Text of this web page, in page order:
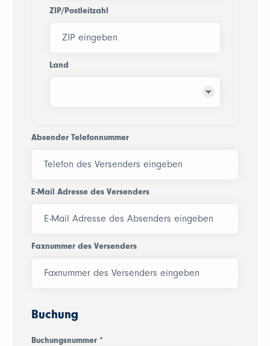
ZIP/Postleitzahl
Land
Absender Telefonnummer
E-Mail Adresse des Versenders
Faxnummer des Versenders
Buchung
Buchungsnummer *